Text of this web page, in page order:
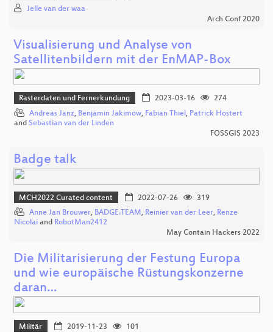
Jelle van der waa
Arch Conf 2020
Visualisierung und Analyse von
Satellitenbildern mit der EnMAP-Box
Rasterdaten und Fernerkundung 2023-03-16
274
Andreas Janz, Benjamin Jakimow, Fabian Thiel, Patrick Hostert
and Sebastian van der Linden
FOSSGIS 2023
Badge talk
MCH2022 Curated content 2022-07-26
319
Anne Jan Brouwer, BADGE.TEAM, Reinier van der Leer, Renze
Nicolai and RobotMan2412
May Contain Hackers 2022
Die Militarisierung der Festung Europa
und wie europäische Rüstungskonzerne
daran…
Militär 2019-11-23
101